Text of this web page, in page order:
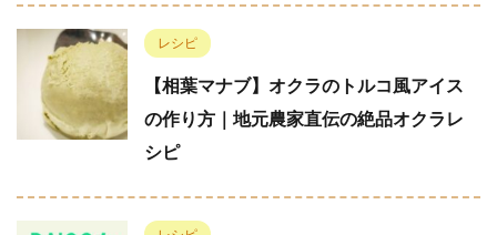
レシピ
【相葉マナブ】オクラのトルコ風アイス
の作り方｜地元農家直伝の絶品オクラレ
シピ